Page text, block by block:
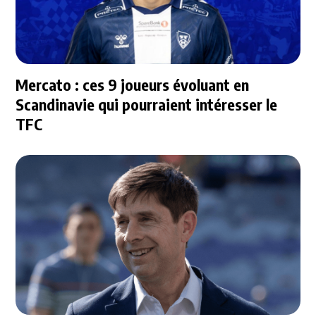
Mercato : ces 9 joueurs évoluant en
Scandinavie qui pourraient intéresser le
TFC